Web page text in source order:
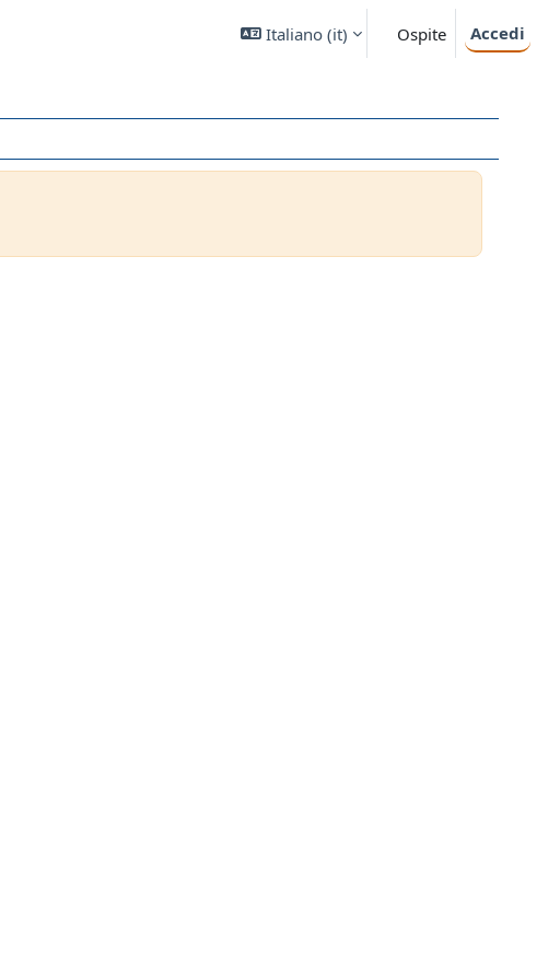
Italiano ‎(it)‎ Ospite Accedi